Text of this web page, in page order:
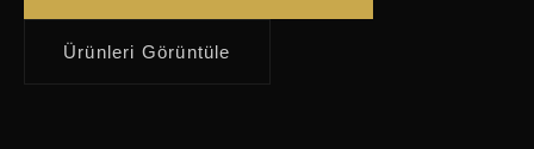
Ürünleri Görüntüle